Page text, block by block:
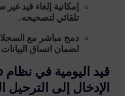
إمكانية إلغاء قيد
تلقائي لتصحيحه.
دمج مباشر مع السجلات
لضمان اتساق
الإدخال إلى الترحيل